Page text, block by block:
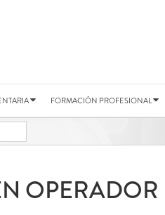
FORMACIÓN PROFESIONAL